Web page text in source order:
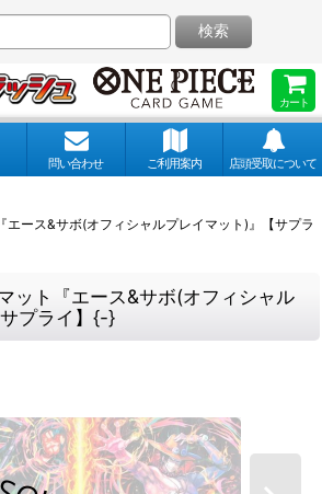
カート
検索
問い合わせ ご利用案内 店頭受取について
エース&サボ(オフィシャルプレイマット)』【サプラ
ット『エース&サボ(オフィシャル
プライ】{-}